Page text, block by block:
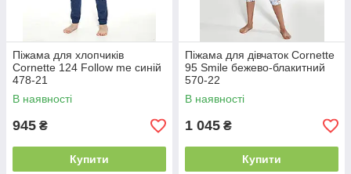
Піжама для хлопчиків
Cornette 124 Follow me синій
478-21
В наявності
945 ₴
Купити
Піжама для дівчаток Cornette
95 Smile бежево-блакитний
570-22
В наявності
1 045 ₴
Купити